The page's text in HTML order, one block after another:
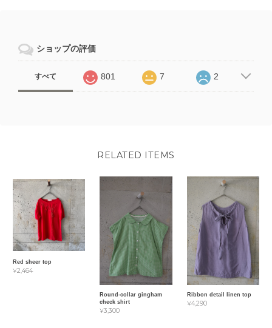
ショップの評価
すべて 801 7 2
RELATED ITEMS
Red sheer top
¥2,464
Round-collar gingham
check shirt
¥3,300
Ribbon detail linen top
¥4,290